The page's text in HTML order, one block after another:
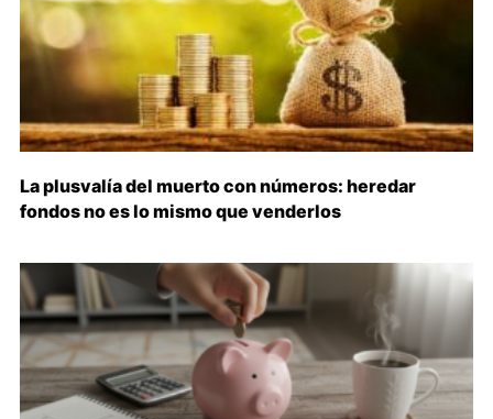
La plusvalía del muerto con números: heredar
fondos no es lo mismo que venderlos